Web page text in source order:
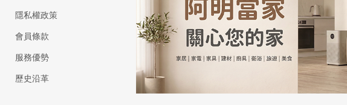
隱私權政策
會員條款
服務優勢
歷史沿革